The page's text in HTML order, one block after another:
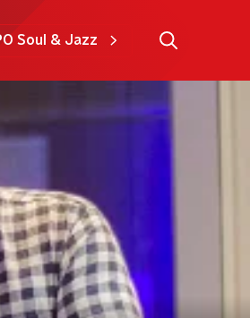
Soul & Jazz